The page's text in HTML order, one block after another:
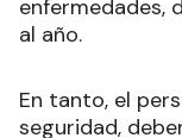
enfermedades,
al año.
En tanto, el
seguridad,